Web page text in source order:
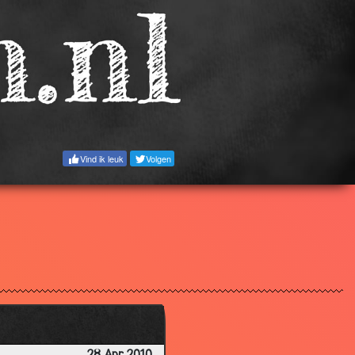
Vind ik leuk Volgen
2.95
2.93
3.56
2.41
2.80
2.69